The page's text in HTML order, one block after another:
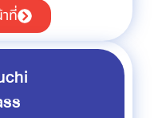
ที่